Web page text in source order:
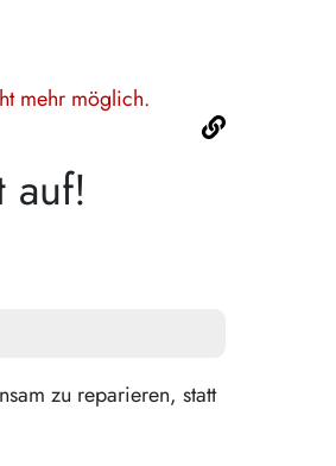
mehr möglich.
auf!
zu reparieren, statt